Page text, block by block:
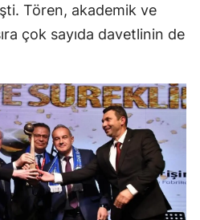
Tören, akademik ve
çok sayıda davetlinin de